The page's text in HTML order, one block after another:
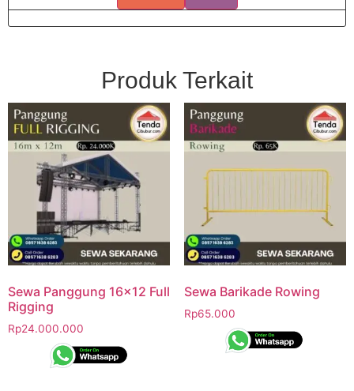
Produk Terkait
Sewa Panggung 16×12 Full
Rigging
Rp24.000.000
Sewa Barikade Rowing
Rp65.000